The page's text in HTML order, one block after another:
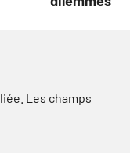
Les champs